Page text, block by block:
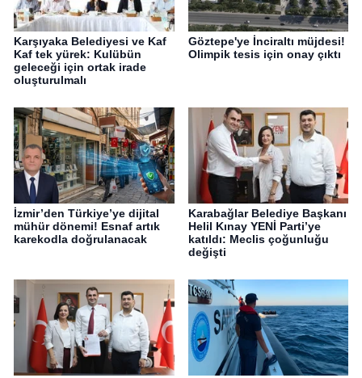
Karşıyaka Belediyesi ve Kaf
Kaf tek yürek: Kulübün
geleceği için ortak irade
oluşturulmalı
Göztepe'ye İnciraltı müjdesi!
Olimpik tesis için onay çıktı
İzmir’den Türkiye’ye dijital
mühür dönemi! Esnaf artık
karekodla doğrulanacak
Karabağlar Belediye Başkanı
Helil Kınay YENİ Parti’ye
katıldı: Meclis çoğunluğu
değişti